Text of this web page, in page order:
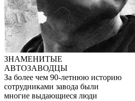
ЗНАМЕНИТЫЕ
АВТОЗАВОДЦЫ
За более чем 90-летнюю историю
сотрудниками завода были
многие выдающиеся люди